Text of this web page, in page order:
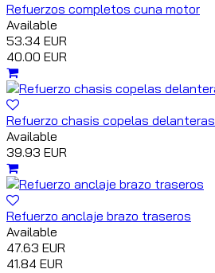
Refuerzos completos cuna motor
Available
53.34 EUR
40.00 EUR
Refuerzo chasis copelas delanteras
Available
39.93 EUR
Refuerzo anclaje brazo traseros
Available
47.63 EUR
41.84 EUR